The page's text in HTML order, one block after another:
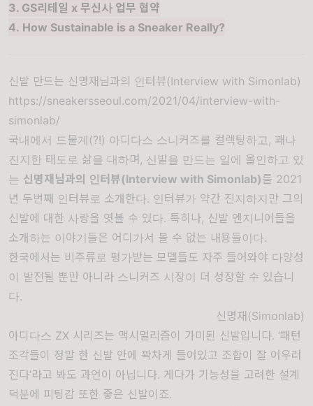
3. GS리테일 x 무신사 업무 협약
4. How Sustainable is a Sneaker Really?
신발 만드는 신명재님과의 인터뷰(Interview with Simonlab)
https://sneakersseoul.com/2021/04/interview-with-
simonlab/
국내에서 드물게(?!) 아디다스 스니커즈를 컬렉팅하고, 꽤나
진지한 태도로 삶을 대하며, 신발을 만드는 일에 올인하고 있
는 신명재님과의 인터뷰(Interview with Simonlab)를 2021
년 두번째 인터뷰로 소개한다. 인터뷰가 약간 진지하지만 그의
신발에 대한 사랑을 엿볼 수 있다. 특히나, 신발 엔지니어들을
소개하는 이야기들은 어디가서 볼 수 없는 내용들이다.
한국에서는 비주류로 평가받는 모델들도 자주 들어와야 다양성
이 발전될 뿐만 아니라 스니커즈 시장이 더 성장할 수 있습니
다.
신명재(Simonlab)
아디다스 ZX 시리즈는 맥시멀리즘이 가미된 신발입니다. ‘패턴
조각들이 정말 한 신발 안에 꽉차게 들어있고 조합이 잘 어우러
진다’라고 봐도 과언이 아닙니다. 게다가 기능성을 고려한 설계
덕분에 피팅감 또한 좋은 신발이죠.